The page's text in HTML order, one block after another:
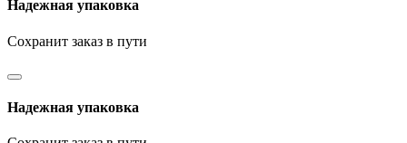
Надежная упаковка
Сохранит заказ в пути
Надежная упаковка